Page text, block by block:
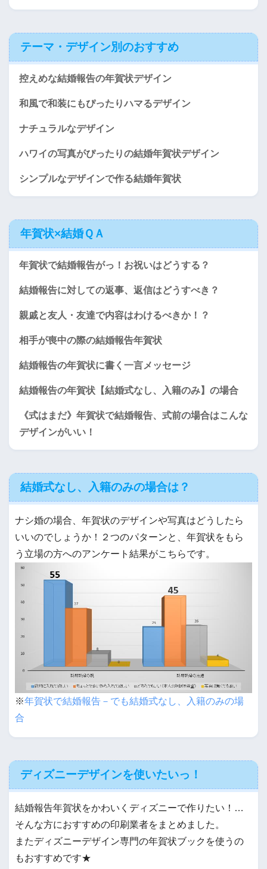
テーマ・デザイン別のおすすめ
控えめな結婚報告の年賀状デザイン
和風で和装にもぴったりハマるデザイン
ナチュラルなデザイン
ハワイの写真がぴったりの結婚年賀状デザイン
シンプルなデザインで作る結婚年賀状
年賀状×結婚ＱＡ
年賀状で結婚報告がっ！お祝いはどうする？
結婚報告に対しての返事、返信はどうすべき？
親戚と友人・友達で内容はわけるべきか！？
相手が喪中の際の結婚報告年賀状
結婚報告の年賀状に書く一言メッセージ
結婚報告の年賀状【結婚式なし、入籍のみ】の場合
《式はまだ》年賀状で結婚報告、式前の場合はこんな
デザインがいい！
結婚式なし、入籍のみの場合は？
ナシ婚の場合、年賀状のデザインや写真はどうしたら
いいのでしょうか！２つのパターンと、年賀状をもら
う立場の方へのアンケート結果がこちらです。
※年賀状で結婚報告－でも結婚式なし、入籍のみの場
合
ディズニーデザインを使いたいっ！
結婚報告年賀状をかわいくディズニーで作りたい！…
そんな方におすすめの印刷業者をまとめました。
またディズニーデザイン専門の年賀状ブックを使うの
もおすすめです★